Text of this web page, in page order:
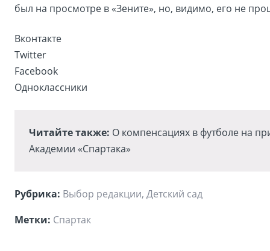
был на просмотре в «Зените», но, видимо, его не
Вконтакте
Twitter
Facebook
Одноклассники
Читайте также: О компенсациях в футболе на
Академии «Спартака»
Рубрика: Выбор редакции, Детский сад
Метки: Спартак